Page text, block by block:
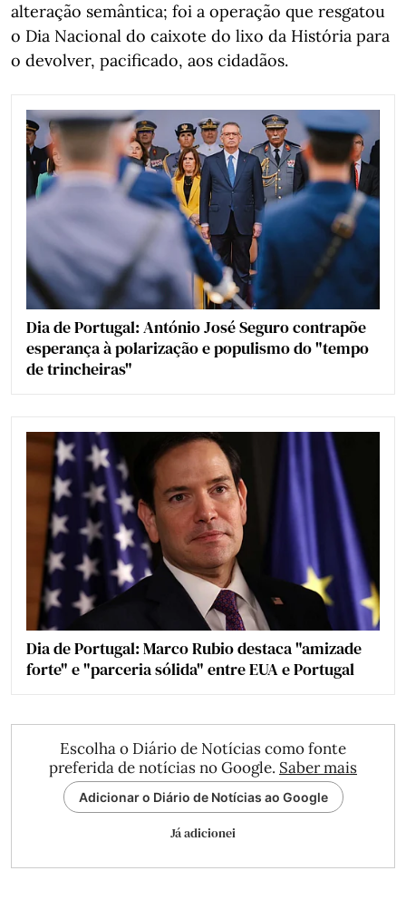
alteração semântica; foi a operação que resgatou
o Dia Nacional do caixote do lixo da História para
o devolver, pacificado, aos cidadãos.
Dia de Portugal: António José Seguro contrapõe
esperança à polarização e populismo do "tempo
de trincheiras"
Dia de Portugal: Marco Rubio destaca "amizade
forte" e "parceria sólida" entre EUA e Portugal
Escolha o Diário de Notícias como fonte
preferida de notícias no Google. Saber mais
Adicionar o Diário de Notícias ao Google
Já adicionei